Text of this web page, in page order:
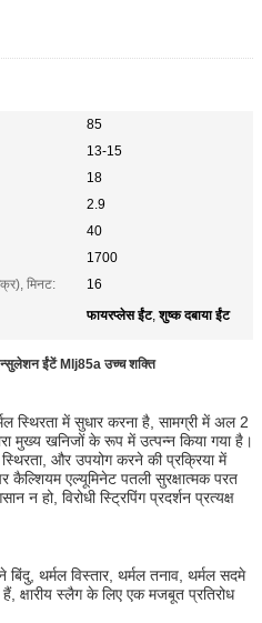
85
13-15
18
2.9
40
1700
मिनट:
16
फायरप्लेस ईंट,शुष्क दबाया ईंट
इन्सुलेशन ईंटें Mlj85a उच्च शक्ति
स्थिरता में सुधार करना है, सामग्री में अल 2
मुख्य खनिजों के रूप में उत्पन्न किया गया है।
और उपयोग करने की प्रक्रिया में
कैल्शियम एल्यूमिनेट पतली सुरक्षात्मक परत
हो, विरोधी स्ट्रिपिंग प्रदर्शन प्रत्यक्ष
थर्मल विस्तार, थर्मल तनाव, थर्मल सदमे
क्षारीय स्लैग के लिए एक मजबूत प्रतिरोध